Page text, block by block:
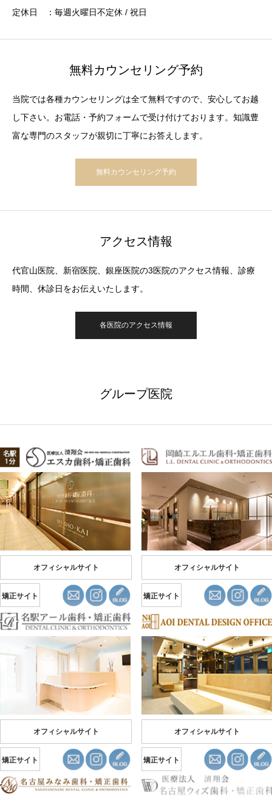
定休日 ：毎週火曜日不定休 / 祝日
無料カウンセリング予約
当院では各種カウンセリングは全て無料ですので、安心してお越
し下さい。お電話・予約フォームで受け付けております。知識豊
富な専門のスタッフが親切に丁寧にお答えします。
無料カウンセリング予約
アクセス情報
代官山医院、新宿医院、銀座医院の3医院のアクセス情報、診療
時間、休診日をお伝えいたします。
各医院のアクセス情報
グループ医院
オフィシャルサイト
矯正サイト
オフィシャルサイト
矯正サイト
オフィシャルサイト
矯正サイト
オフィシャルサイト
矯正サイト